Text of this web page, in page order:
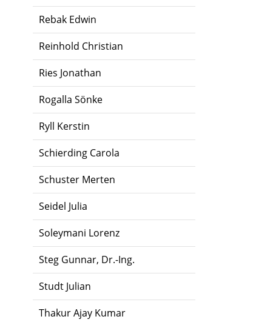
Rebak Edwin
Reinhold Christian
Ries Jonathan
Rogalla Sönke
Ryll Kerstin
Schierding Carola
Schuster Merten
Seidel Julia
Soleymani Lorenz
Steg Gunnar, Dr.-Ing.
Studt Julian
Thakur Ajay Kumar